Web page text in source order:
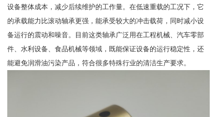
设备整体成本，减少后续维护的工作量。在低速重载的工况下，它
的承载能力比滚动轴承更强，能承受较大的冲击载荷，同时减小设
备运行的震动和噪音。目前这类轴承广泛用在工程机械、汽车零部
件、水利设备、食品机械等领域，既能保证设备的运行稳定性，还
能避免润滑油污染产品，符合很多特殊行业的清洁生产要求。